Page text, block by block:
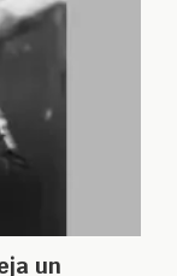
un